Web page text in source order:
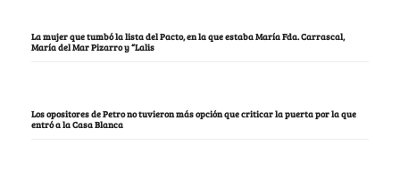
La mujer que tumbó la lista del Pacto, en la que estaba María Fda. Carrascal,
María del Mar Pizarro y “Lalis
Los opositores de Petro no tuvieron más opción que criticar la puerta por la que
entró a la Casa Blanca